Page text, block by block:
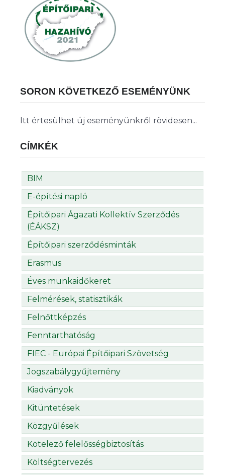
SORON KÖVETKEZŐ ESEMÉNYÜNK
Itt értesülhet új eseményünkről rövidesen...
CÍMKÉK
BIM
E-építési napló
Építőipari Ágazati Kollektív Szerződés
(ÉÁKSZ)
Építőipari szerződésminták
Erasmus
Éves munkaidőkeret
Felmérések, statisztikák
Felnőttképzés
Fenntarthatóság
FIEC - Európai Építőipari Szövetség
Jogszabálygyűjtemény
Kiadványok
Kitüntetések
Közgyűlések
Kötelező felelősségbiztosítás
Költségtervezés